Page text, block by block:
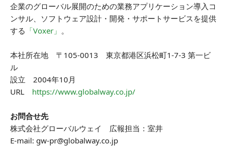
企業のグローバル展開のための業務アプリケーション導入コ
ンサル、ソフトウェア設計・開発・サポートサービスを提供
する 「Voxer」 。
本社所在地 〒105-0013 東京都港区浜松町1-7-3 第一ビ
ル
設立 2004年10月
URL https://www.globalway.co.jp/
お問合せ先
株式会社グローバルウェイ 広報担当：室井
E-mail: gw-pr@globalway.co.jp